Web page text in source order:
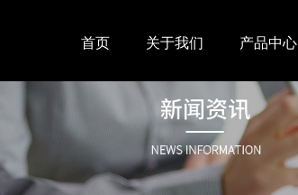
首页 关于我们 产品中心